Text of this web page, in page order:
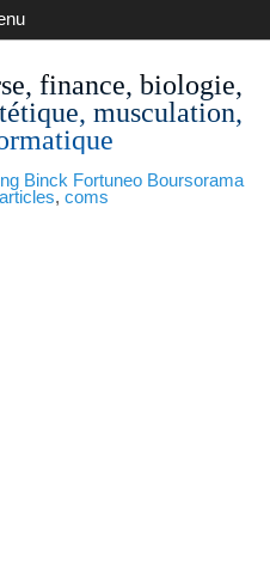
finance, biologie,
musculation,
Binck Fortuneo Boursorama
articles, coms